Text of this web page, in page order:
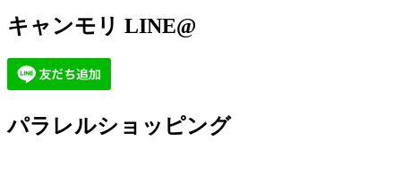
キャンモリ LINE@
パラレルショッピング